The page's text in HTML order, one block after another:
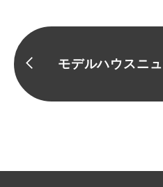
モデルハウスニ